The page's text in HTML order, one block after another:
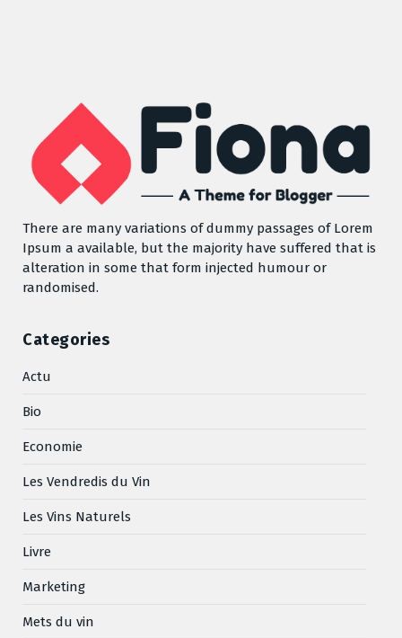
There are many variations of dummy passages of Lorem
Ipsum a available, but the majority have suffered that is
alteration in some that form injected humour or
randomised.
Categories
Actu
Bio
Economie
Les Vendredis du Vin
Les Vins Naturels
Livre
Marketing
Mets du vin